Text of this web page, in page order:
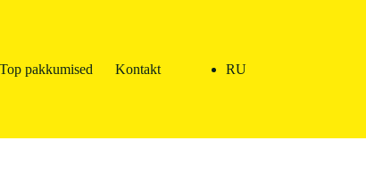
Top pakkumised Kontakt RU